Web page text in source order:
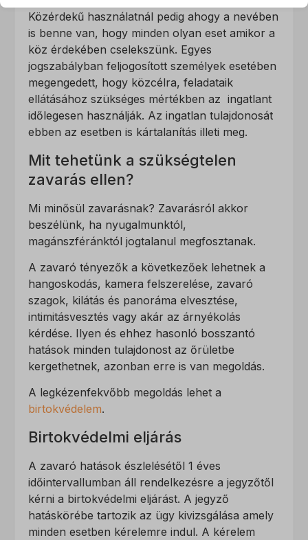
Közérdekű használatnál pedig ahogy a nevében
is benne van, hogy minden olyan eset amikor a
köz érdekében cselekszünk. Egyes
jogszabályban feljogosított személyek esetében
megengedett, hogy közcélra, feladataik
ellátásához szükséges mértékben az ingatlant
időlegesen használják. Az ingatlan tulajdonosát
ebben az esetben is kártalanítás illeti meg.
Mit tehetünk a szükségtelen
zavarás ellen?
Mi minősül zavarásnak? Zavarásról akkor
beszélünk, ha nyugalmunktól,
magánszféránktól jogtalanul megfosztanak.
A zavaró tényezők a következőek lehetnek a
hangoskodás, kamera felszerelése, zavaró
szagok, kilátás és panoráma elvesztése,
intimitásvesztés vagy akár az árnyékolás
kérdése. Ilyen és ehhez hasonló bosszantó
hatások minden tulajdonost az őrületbe
kergethetnek, azonban erre is van megoldás.
A legkézenfekvőbb megoldás lehet a
birtokvédelem.
Birtokvédelmi eljárás
A zavaró hatások észlelésétől 1 éves
időintervallumban áll rendelkezésre a jegyzőtől
kérni a birtokvédelmi eljárást. A jegyző
hatáskörébe tartozik az ügy kivizsgálása amely
minden esetben kérelemre indul. A kérelem
Részletek megjelenítése
CONSENT
mhcookie
mwai_session_id
PHPSESSID
wordpress_test_cookie
wp_lang
wp-settings-*
wp-settings-time-*
Statisztikai
A statisztikai sütik és szolgáltatások felhasználási információkat
gyűjtenek, amelyek lehetővé teszik számunkra, hogy betekintést
nyerjünk abba, hogyan lépnek kapcsolatba látogatóink a
weboldalunkkal.
Részletek megjelenítése
Marketing
A marketing szolgáltatásokat harmadik fél hirdetői vagy kiadói
használják személyre szabott hirdetések megjelenítésére. Ezt a
látogatók nyomon követésével teszik meg különböző
Részletek megjelenítése
_fbc
_fbp
_gcl_au
_gcl_aw
_gcl_gs
Egyéb szolgáltatások
Ez a kategória minden olyan sütit, domaint és szolgáltatást
magában foglal, amelyek nem tartoznak a megadott kategóriákba,
vagy amelyeket nem kategorizáltak.
Részletek megjelenítése
_dd_s
perf_*
ph_*_posthog
SL_GWPT_Show_Hide_tmp
SLO_G_WPT_TO
SLO_GWPT_Show_Hide_tmp